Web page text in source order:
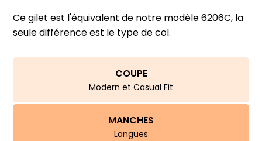
Ce gilet est l'équivalent de notre modèle 6206C, la
seule différence est le type de col.
COUPE
Modern et Casual Fit
MANCHES
Longues